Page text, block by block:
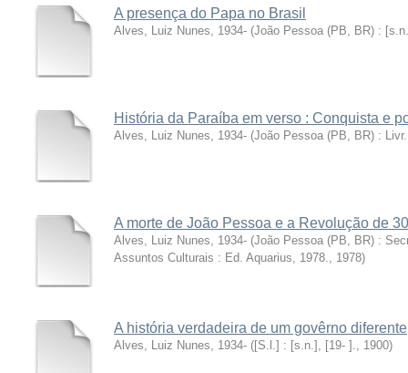
A presença do Papa no Brasil
Alves, Luiz Nunes, 1934- (João Pessoa (PB, BR) :
História da Paraíba em verso : Conquista e
Alves, Luiz Nunes, 1934- (João Pessoa (PB, BR) :
A morte de João Pessoa e a Revolução de 30
Alves, Luiz Nunes, 1934- (João Pessoa (PB, BR) :
Assuntos Culturais : Ed. Aquarius, 1978., 1978)
A história verdadeira de um govêrno diferente
Alves, Luiz Nunes, 1934- ([S.l.] : [s.n.], [19- ]., 1900)